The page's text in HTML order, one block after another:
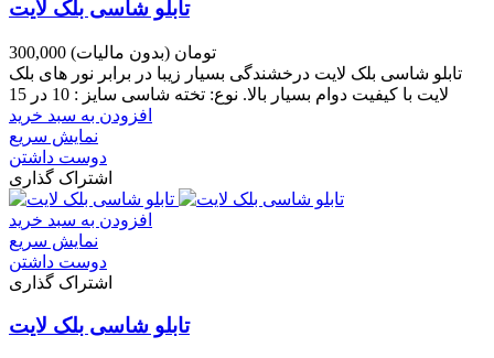
تابلو شاسی بلک لایت
300,000 تومان (بدون مالیات)
تابلو شاسی بلک لایت درخشندگی بسیار زیبا در برابر نور های بلک
لایت با کیفیت دوام بسیار بالا. نوع: تخته شاسی سایز : 10 در 15
افزودن به سبد خرید
نمایش سریع
دوست داشتن
اشتراک گذاری
افزودن به سبد خرید
نمایش سریع
دوست داشتن
اشتراک گذاری
تابلو شاسی بلک لایت